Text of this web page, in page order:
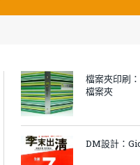
檔案夾印刷
檔案夾
DM設計：